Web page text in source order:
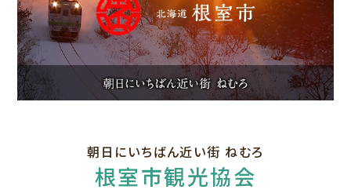
朝日にいちばん近い街 ねむろ
根室市観光協会